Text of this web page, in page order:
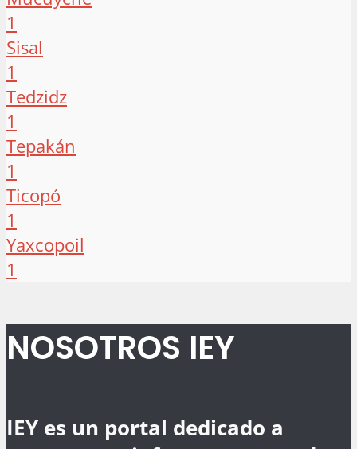
1
Sisal
1
Tedzidz
1
Tepakán
1
Ticopó
1
Yaxcopoil
1
NOSOTROS IEY
IEY es un portal dedicado a